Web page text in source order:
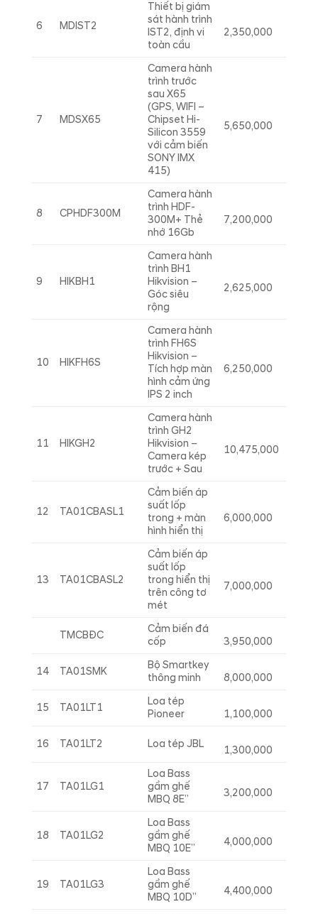
6 MDIST2
Thiết bị giám
sát hành trình
IST2, định vi
toàn cầu
2,350,000
7 MDSX65
Camera hành
trình trước
sau X65
(GPS, WIFI –
Chipset Hi-
Silicon 3559
với cảm biến
SONY IMX
415)
5,650,000
8 CPHDF300M
Camera hành
trình HDF-
300M+ Thẻ
nhớ 16Gb
7,200,000
9 HIKBH1
Camera hành
trình BH1
Hikvision –
Góc siêu
rộng
2,625,000
10 HIKFH6S
Camera hành
trình FH6S
Hikvision –
Tích hợp màn
hình cảm ứng
IPS 2 inch
6,250,000
11 HIKGH2
Camera hành
trình GH2
Hikvision –
Camera kép
trước + Sau
10,475,000
12 TA01CBASL1
Cảm biến áp
suất lốp
trong + màn
hình hiển thị
6,000,000
13 TA01CBASL2
Cảm biến áp
suất lốp
trong hiển thị
trên công tơ
mét
7,000,000
TMCBĐC
Cảm biến đá
cốp
3,950,000
14 TA01SMK
Bộ Smartkey
thông minh
8,000,000
15 TA01LT1
Loa tép
Pioneer
1,100,000
16 TA01LT2 Loa tép JBL 1,300,000
17 TA01LG1
Loa Bass
gầm ghế
MBQ 8E”
3,200,000
18 TA01LG2
Loa Bass
gầm ghế
MBQ 10E”
4,000,000
19 TA01LG3
Loa Bass
gầm ghế
MBQ 10D”
4,400,000